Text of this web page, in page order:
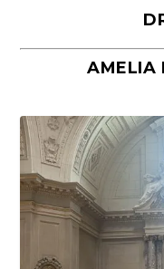
Málaga,
Porras y
«La cocina
del pueblo
AMELIA